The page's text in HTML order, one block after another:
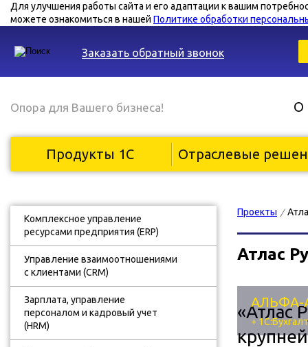
Для улучшения работы сайта и его адаптации к вашим
можете ознакомиться в нашей Политике обработки
Заказать обратный звонок
Опора для Вашего бизнеса! О
Продукты 1С Отраслевые
Комплексное управление
ресурсами предприятия (ERP)
Управление взаимоотношениями
с клиентами (CRM)
Зарплата, управление
персоналом и кадровый учет
(HRM)
Проекты /
Атлас
АЛЬФА-
+
«Атлас